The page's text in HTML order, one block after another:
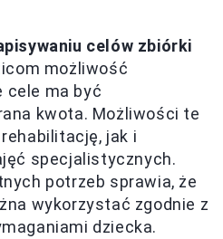
celów zbiórki
możliwość
cele ma być
kwota. Możliwości te
jak i
specjalistycznych.
potrzeb sprawia, że
wykorzystać zgodnie z
dziecka.